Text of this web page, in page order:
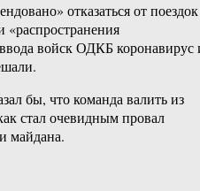
отказаться от поездок
«распространения
войск ОДКБ коронавирус
бы, что команда валить из
стал очевидным провал
майдана.